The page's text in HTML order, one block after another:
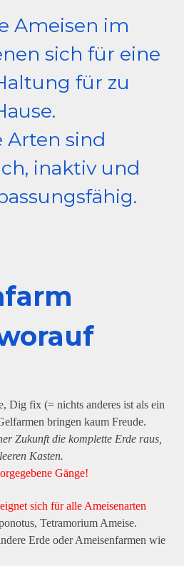
Ameisen im
sich für eine
für zu
Arten sind
inaktiv und
Dig fix (= nichts anderes ist als ein
bringen kaum Freude.
Zukunft die komplette Erde raus,
Kasten.
Gänge!
sich für alle Ameisenarten
Tetramorium Ameise.
Erde oder Ameisenfarmen wie